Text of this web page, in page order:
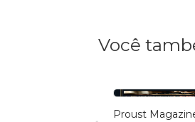
Você
Proust